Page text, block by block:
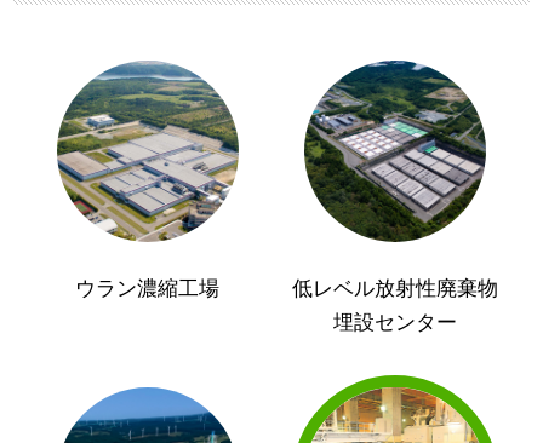
ウラン濃縮工場
低レベル放射性廃棄物
埋設センター